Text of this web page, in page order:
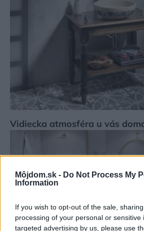
Môjdom.sk - Do Not Process My
Information
If you wish to opt-out of the sale,
processing of your personal or sensitive
targeted advertising by us, please use
Vidiecka atmosféra u vás